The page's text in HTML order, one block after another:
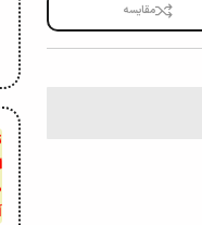
مقایسه